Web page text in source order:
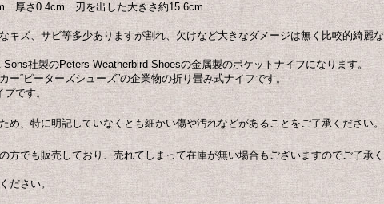
さ0.4cm 刃を出した大きさ約15.6cm
ズ、サビ等多少ありますが割れ、欠けなど大きなダメージは無く比較的綺麗
社製のPeters Weatherbird Shoesの金属製のポケットナイフになります。
ー“ピーターズシューズ”の企業物の折り畳み式ナイフです。
プです。
め、特に明記していなくとも細かい傷や汚れなどがあることをご了承ください
方でも販売しており、売れてしまって在庫が無い場合もございますのでご了承
ださい。